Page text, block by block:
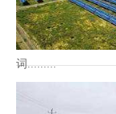
词.........